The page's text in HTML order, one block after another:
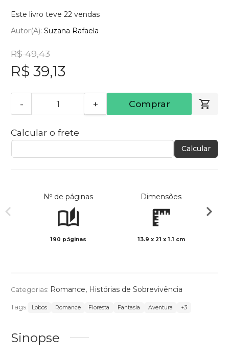
Este livro teve 22 vendas
Autor(a): Suzana Rafaela
R$ 49,43
R$ 39,13
- + Comprar
Calcular o frete
Calcular
Nº de páginas
190 páginas
Dimensões
13.9 x 21 x 1.1 cm
Categorias: Romance, Histórias de Sobrevivência
Tags: Lobos Romance Floresta Fantasia Aventura +3
Sinopse